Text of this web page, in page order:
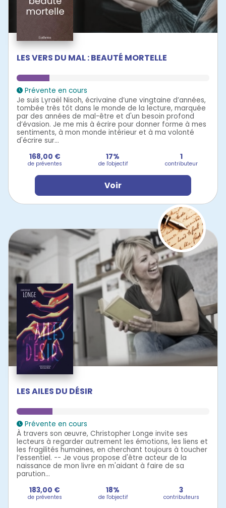
LES VERS DU MAL : BEAUTÉ MORTELLE
Prévente en cours
Je suis Lyraël Nisoh, écrivaine d’une vingtaine d’années,
tombée très tôt dans le monde de la lecture, marquée
par des années de mal-être et d'un besoin profond
d’évasion. Je me mis à écrire pour donner forme à mes
sentiments, à mon monde intérieur et à ma volonté
d'écrire sur...
168,00 €
de préventes
17%
de l'objectif
1
contributeur
Voir
LES AILES DU DÉSIR
Prévente en cours
À travers son œuvre, Christopher Longe invite ses
lecteurs à regarder autrement les émotions, les liens et
les fragilités humaines, en cherchant toujours à toucher
l’essentiel. -- Je vous propose d'être acteur de la
naissance de mon livre en m'aidant à faire de sa
parution...
183,00 €
de préventes
18%
de l'objectif
3
contributeurs